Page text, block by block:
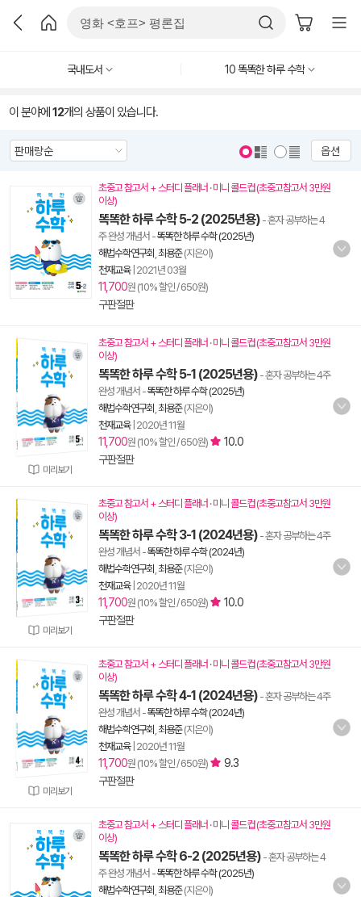
국내도서 10 똑똑한 하루 수학
이 분야에 12개의 상품이 있습니다.
옵션
초중고 참고서 + 스터디 플래너 · 미니 콜드컵 (초중고참고서 3만원
이상)
똑똑한 하루 수학 5-2 (2025년용) - 혼자 공부하는 4
주 완성 개념서 -똑똑한 하루 수학 (2025년)
해법수학연구회 최용준(지은이)
천재교육| 2021년 03월
11,700원 (10% 할인 / 650원)
구판절판
미리보기
초중고 참고서 + 스터디 플래너 · 미니 콜드컵 (초중고참고서 3만원
이상)
똑똑한 하루 수학 5-1 (2025년용) - 혼자 공부하는 4주
완성 개념서 -똑똑한 하루 수학 (2025년)
해법수학연구회 최용준(지은이)
천재교육| 2020년 11월
11,700원 (10% 할인 / 650원)
10.0
구판절판
미리보기
초중고 참고서 + 스터디 플래너 · 미니 콜드컵 (초중고참고서 3만원
이상)
똑똑한 하루 수학 3-1 (2024년용) - 혼자 공부하는 4주
완성 개념서 -똑똑한 하루 수학 (2024년)
해법수학연구회 최용준(지은이)
천재교육| 2020년 11월
11,700원 (10% 할인 / 650원)
10.0
구판절판
미리보기
초중고 참고서 + 스터디 플래너 · 미니 콜드컵 (초중고참고서 3만원
이상)
똑똑한 하루 수학 4-1 (2024년용) - 혼자 공부하는 4주
완성 개념서 -똑똑한 하루 수학 (2024년)
해법수학연구회 최용준(지은이)
천재교육| 2020년 11월
11,700원 (10% 할인 / 650원)
9.3
구판절판
초중고 참고서 + 스터디 플래너 · 미니 콜드컵 (초중고참고서 3만원
이상)
똑똑한 하루 수학 6-2 (2025년용) - 혼자 공부하는 4
주 완성 개념서 -똑똑한 하루 수학 (2025년)
해법수학연구회 최용준(지은이)